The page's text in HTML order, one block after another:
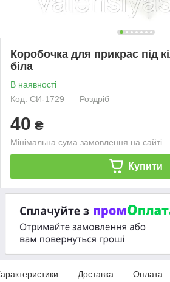
Коробочка для прикрас під
біла
В наявності
Код: СИ-1729
Роздріб
40 ₴
Мінімальна сума замовлення на сайті
Купити
Доставка Оплата